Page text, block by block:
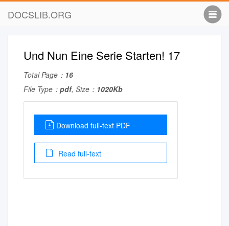
DOCSLIB.ORG
Und Nun Eine Serie Starten! 17
Total Page： 16
File Type： pdf, Size： 1020Kb
Download full-text PDF
Read full-text